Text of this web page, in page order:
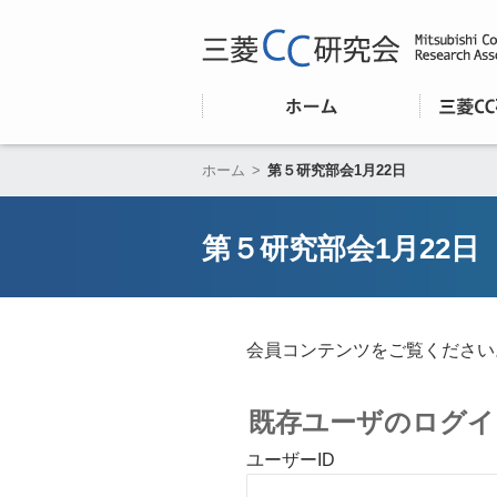
ホーム > 第５研究部会1月22日
第５研究部会1月22日
会員コンテンツをご覧くださ
既存ユーザのログ
ユーザーID